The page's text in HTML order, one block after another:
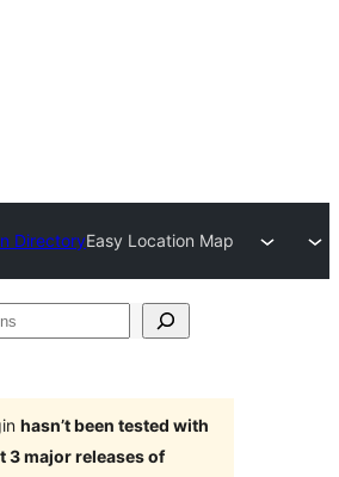
DirectoryEasy Location Map
hasn’t been tested with
3 major releases of